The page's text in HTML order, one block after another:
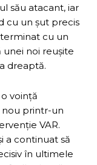
său atacant, iar
cu un șut precis
cu un
noi reușite
dreaptă.
voință
nou printr-un
VAR.
a continuat să
în ultimele